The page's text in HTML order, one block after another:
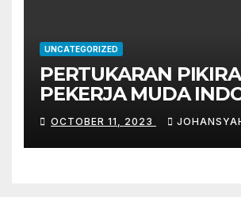
UNCATEGORIZED
PERTUKARAN
PEKERJA MUDA
DENGAN PEKERJA
JEPANG
OCTOBER 11, 2023